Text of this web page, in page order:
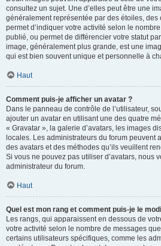
consultez un sujet. Une d’elles peut être une
généralement représentée par des étoiles, des
permet d’indiquer votre activité selon le
publié, ou permet de différencier votre statut
image, généralement plus grande, est une
qui est bien souvent unique et personnelle à
Haut
Comment puis-je afficher un avatar ?
Dans le panneau de contrôle de l’utilisateur,
ajouter un avatar en utilisant une des quatre
« Gravatar », la galerie d’avatars, les images
locales. Les administrateurs du forum peuvent
des avatars et des méthodes qu’ils veuillent
Si vous ne pouvez pas utiliser d’avatars, nous
administrateur du forum.
Haut
Quel est mon rang et comment puis-je le
Les rangs, qui apparaissent en dessous de
votre activité selon le nombre de messages
certains utilisateurs spécifiques, comme les